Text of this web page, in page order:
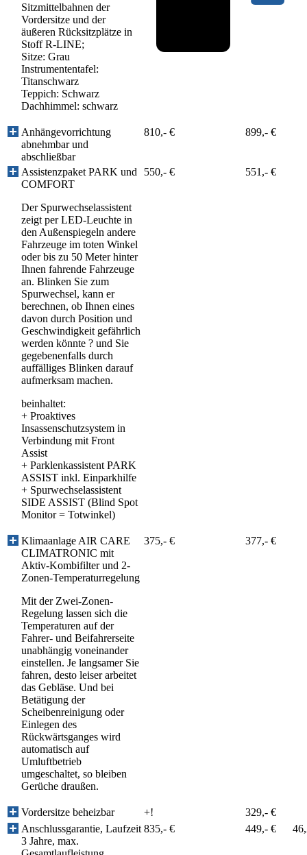
Sitzmittelbahnen der
Vordersitze und der
äußeren Rücksitzplätze in
Stoff R-LINE;
Sitze: Grau
Instrumententafel:
Titanschwarz
Teppich: Schwarz
Dachhimmel: schwarz
Anhängevorrichtung
abnehmbar und
abschließbar
810,- € 899,- €
Assistenzpaket PARK und
COMFORT
Der Spurwechselassistent
zeigt per LED-Leuchte in
den Außenspiegeln andere
Fahrzeuge im toten Winkel
oder bis zu 50 Meter hinter
Ihnen fahrende Fahrzeuge
an. Blinken Sie zum
Spurwechsel, kann er
berechnen, ob Ihnen eines
davon durch Position und
Geschwindigkeit gefährlich
werden könnte ? und Sie
gegebenenfalls durch
auffälliges Blinken darauf
aufmerksam machen.
beinhaltet:
+ Proaktives
Insassenschutzsystem in
Verbindung mit Front
Assist
+ Parklenkassistent PARK
ASSIST inkl. Einparkhilfe
+ Spurwechselassistent
SIDE ASSIST (Blind Spot
Monitor = Totwinkel)
550,- € 551,- €
Klimaanlage AIR CARE
CLIMATRONIC mit
Aktiv-Kombifilter und 2-
Zonen-Temperaturregelung
Mit der Zwei-Zonen-
Regelung lassen sich die
Temperaturen auf der
Fahrer- und Beifahrerseite
unabhängig voneinander
einstellen. Je langsamer Sie
fahren, desto leiser arbeitet
das Gebläse. Und bei
Betätigung der
Scheibenreinigung oder
Einlegen des
Rückwärtsganges wird
automatisch auf
Umluftbetrieb
umgeschaltet, so bleiben
Gerüche draußen.
375,- € 377,- €
Vordersitze beheizbar +!
329,- €
Anschlussgarantie, Laufzeit
3 Jahre, max.
835,- € 449,- €